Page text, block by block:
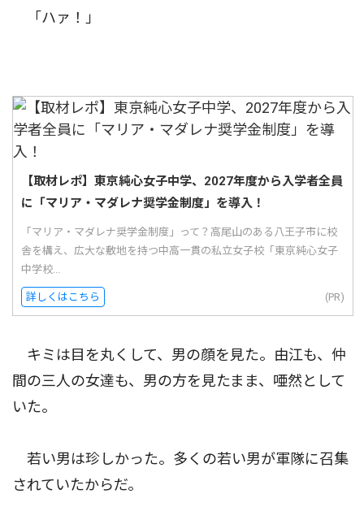
「ハァ！」
【取材レポ】東京純心女子中学、2027年度から入学者全員
に「マリア・マダレナ奨学金制度」を導入！
「マリア・マダレナ奨学金制度」って？高尾山のある八王子市に校
舎を構え、広大な敷地を持つ中高一貫の私立女子校「東京純心女子
中学校...
詳しくはこちら (PR)
キミは目を丸くして、男の顔を見た。由江も、仲
間の三人の女達も、男の方を見たまま、唖然として
いた。
若い男は珍しかった。多くの若い男が軍隊に召集
されていたからだ。